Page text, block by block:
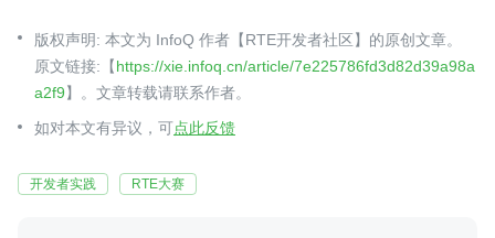
版权声明: 本文为 InfoQ 作者【RTE开发者社区】的原创文章。
原文链接:【https://xie.infoq.cn/article/7e225786fd3d82d39a98a
a2f9】。文章转载请联系作者。
如对本文有异议，可点此反馈
开发者实践 RTE大赛